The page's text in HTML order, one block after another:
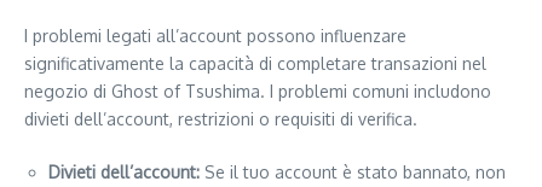
I problemi legati all’account possono influenzare
significativamente la capacità di completare transazioni nel
negozio di Ghost of Tsushima. I problemi comuni includono
divieti dell’account, restrizioni o requisiti di verifica.
Divieti dell’account: Se il tuo account è stato bannato, non